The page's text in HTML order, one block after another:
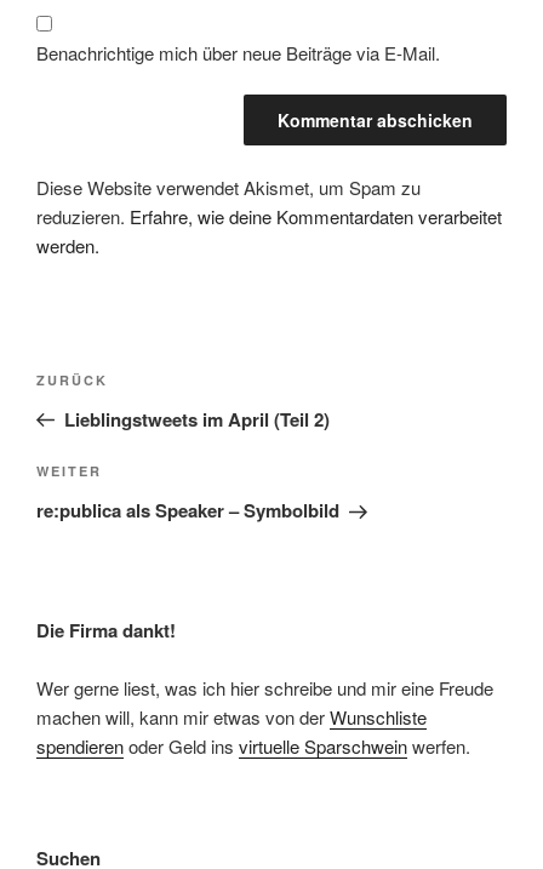
Benachrichtige mich über neue Beiträge via E-Mail.
Diese Website verwendet Akismet, um Spam zu
reduzieren. Erfahre, wie deine Kommentardaten verarbeitet
werden.
Beitragsnavigation
Vorheriger
Beitrag
ZURÜCK
Lieblingstweets im April (Teil 2)
Nächster
Beitrag
WEITER
re:publica als Speaker – Symbolbild
Die Firma dankt!
Wer gerne liest, was ich hier schreibe und mir eine Freude
machen will, kann mir etwas von derWunschliste
spendierenoder Geld ins virtuelle Sparschweinwerfen.
Suchen